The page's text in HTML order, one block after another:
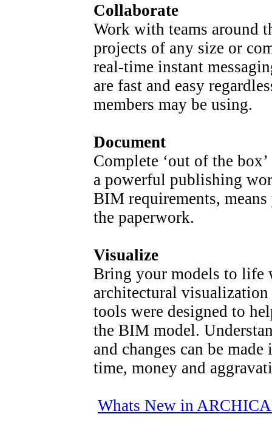
Collaborate
Work with teams around
projects of any size or
real-time instant
are fast and easy
members may be using.
Document
Complete ‘out of the
a powerful publishing
BIM requirements,
the paperwork.
Visualize
Bring your models to life
architectural
tools were designed to
the BIM model.
and changes can be
time, money and
Whats New in